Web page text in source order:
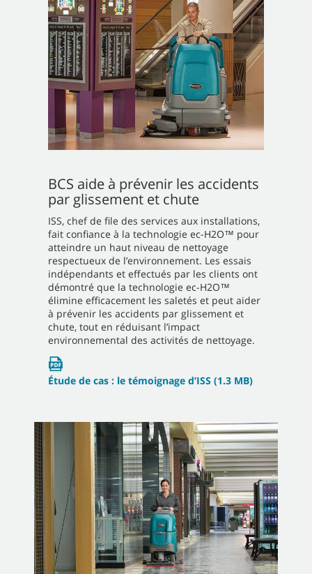
BCS aide à prévenir les accidents
par glissement et chute
ISS, chef de file des services aux installations,
fait confiance à la technologie ec-H2O™ pour
atteindre un haut niveau de nettoyage
respectueux de l’environnement. Les essais
indépendants et effectués par les clients ont
démontré que la technologie ec-H2O™
élimine efficacement les saletés et peut aider
à prévenir les accidents par glissement et
chute, tout en réduisant l’impact
environnemental des activités de nettoyage.
Étude de cas : le témoignage d’ISS (1.3 MB)